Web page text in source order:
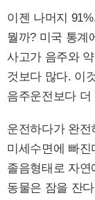
이젠 나머지
뭘까? 미국 통계
사고가 음주와
것보다 많다. 이
음주운전보다 더
운전하다가 완
미세수면에 빠
졸음형태로 자
동물은 잠을 잔